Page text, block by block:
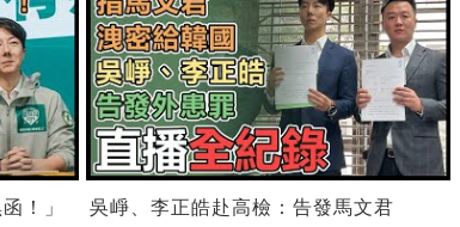
！」
吳崢、李正皓赴高檢：告發馬文君